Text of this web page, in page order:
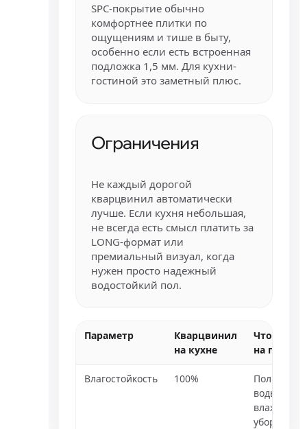
SPC-покрытие обычно
комфортнее плитки по
ощущениям и тише в быту,
особенно если есть встроенная
подложка 1,5 мм. Для кухни-
гостиной это заметный плюс.
Ограничения
Не каждый дорогой
кварцвинил автоматически
лучше. Если кухня небольшая,
не всегда есть смысл платить за
LONG-формат или
премиальный визуал, когда
нужен просто надежный
водостойкий пол.
Параметр
Кварцвинил
на кухне
Что это
на
Влагостойкость 100%
Пол не
воды и
влажной
уборки